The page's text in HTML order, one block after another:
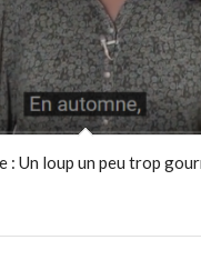
: Un loup un peu trop